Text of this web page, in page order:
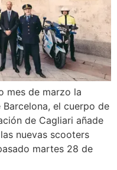
mes de marzo la
el cuerpo de
de Cagliari añade
nuevas scooters
martes 28 de